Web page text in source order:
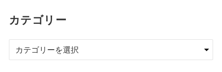
カテゴリー